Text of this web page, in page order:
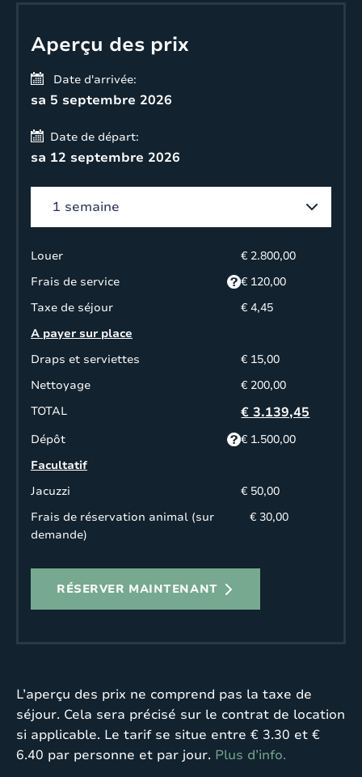
Aperçu des prix
Date d'arrivée:
sa 5 septembre 2026
Date de départ:
sa 12 septembre 2026
Louer
€ 2.800,00
Frais de service
€ 120,00
Taxe de séjour
€ 4,45
A payer sur place
Draps et serviettes
€ 15,00
Nettoyage
€ 200,00
TOTAL
€ 3.139,45
Dépôt
€ 1.500,00
Facultatif
Jacuzzi
€ 50,00
Frais de réservation animal (sur
demande)
€ 30,00
RÉSERVER MAINTENANT
L’aperçu des prix ne comprend pas la taxe de
séjour. Cela sera précisé sur le contrat de location
si applicable. Le tarif se situe entre € 3.30 et €
6.40 par personne et par jour. Plus d’info.